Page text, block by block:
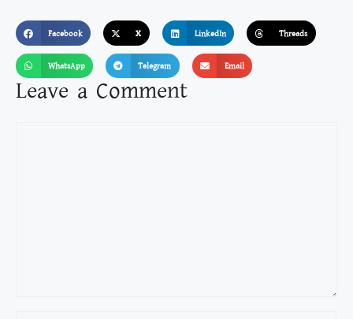
Facebook X LinkedIn Threads
WhatsApp Telegram Email
Leave a Comment